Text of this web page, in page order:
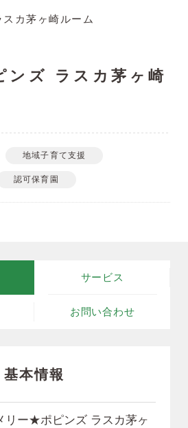
カ茅ヶ崎ルーム
ンズ ラスカ茅ヶ崎
地域子育て支援
認可保育園
サービス
お問い合わせ
基本情報
リー★ポピンズ ラスカ茅ヶ